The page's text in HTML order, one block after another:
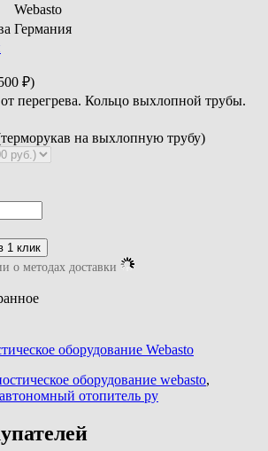
Webasto
Германия
₽)
перегрева. Кольцо выхлопной трубы.
на выхлопную трубу)
о методах доставки
оборудование Webasto
оборудование webasto,
автономный отопитель ру